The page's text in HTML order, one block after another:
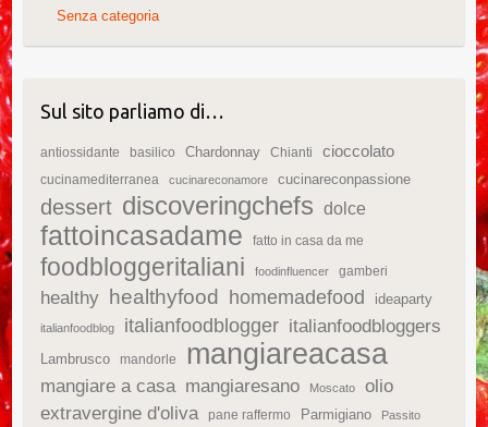
Senza categoria
Sul sito parliamo di…
antiossidante basilico Chardonnay Chianti cioccolato
cucinamediterranea cucinareconamore cucinareconpassione
dessert discoveringchefs dolce
fattoincasadame fatto in casa da me
foodbloggeritaliani foodinfluencer gamberi
healthy healthyfood homemadefood ideaparty
italianfoodblog italianfoodblogger italianfoodbloggers
Lambrusco mandorle mangiareacasa
mangiare a casa mangiaresano Moscato
olio
extravergine d'oliva
pane raffermo Parmigiano Passito